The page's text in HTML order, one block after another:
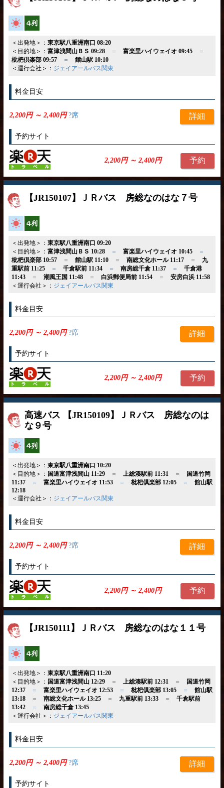
高速バス
＜出発地＞： 東京駅八重洲南口 08:20
＜目的地＞： 富津浅間山ＢＳ 09:28＝ 富楽里ハイウェイオ 09:45＝
枇杷倶楽部 09:57＝ 館山駅 10:10
＜運行会社＞： ジェイアールバス関東
料金目安
2,200円 ～ 2,400円?席 詳細
予約サイト
2,200円 ～ 2,400円 予約
【JR150107】ＪＲバス 房総なのはな７号
高速バス
＜出発地＞： 東京駅八重洲南口 09:20
＜目的地＞： 富津浅間山ＢＳ 10:28＝ 富楽里ハイウェイオ 10:45＝
枇杷倶楽部 10:57＝ 館山駅 11:10＝ 南総文化ホール 11:17＝
九
重駅前 11:25＝ 千倉駅前 11:34＝ 南房総千倉 11:37＝ 千倉港
11:43＝ 潮風王国 11:48＝ 白浜郵便局前 11:54＝ 安房白浜 11:58
＜運行会社＞： ジェイアールバス関東
料金目安
2,200円 ～ 2,400円?席 詳細
予約サイト
2,200円 ～ 2,400円 予約
高速バス 【JR150109】ＪＲバス 房総なのは
な９号
高速バス
＜出発地＞： 東京駅八重洲南口 10:20
＜目的地＞： 国道富津浅間山 11:29＝ 上総湊駅前 11:31＝
国道竹岡
11:37＝ 富楽里ハイウェイオ 11:53＝ 枇杷倶楽部 12:05＝ 館山駅
12:18
＜運行会社＞： ジェイアールバス関東
料金目安
2,200円 ～ 2,400円?席 詳細
予約サイト
2,200円 ～ 2,400円 予約
【JR150111】ＪＲバス 房総なのはな１１号
高速バス
＜出発地＞： 東京駅八重洲南口 11:20
＜目的地＞： 国道富津浅間山 12:29＝ 上総湊駅前 12:31＝
国道竹岡
12:37＝ 富楽里ハイウェイオ 12:53＝ 枇杷倶楽部 13:05＝ 館山駅
13:18＝ 南総文化ホール 13:25＝ 九重駅前 13:33＝ 千倉駅前
13:42＝ 南房総千倉 13:45
＜運行会社＞： ジェイアールバス関東
料金目安
2,200円 ～ 2,400円?席 詳細
予約サイト